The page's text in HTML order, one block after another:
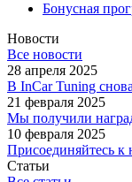
Бонусная
Новости
Все новости
28 апреля 2025
В InCar Tuning
21 февраля 2025
Мы получили
10 февраля 2025
Присоединяйтесь к
Статьи